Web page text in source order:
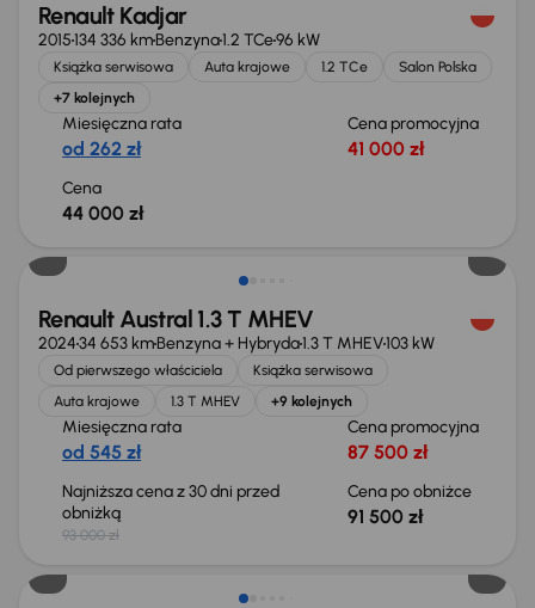
Renault Kadjar
2015134 336 kmBenzyna1.2 TCe96 kW
Książka serwisowa Auta krajowe 1.2 TCe
Salon Polska
+7 kolejnych
Miesięczna rata
od 262 zł
Cena promocyjna
41 000 zł
Cena
44 000 zł
Renault Austral 1.3 T MHEV
202434 653 kmBenzyna + Hybryda1.3 T MHEV103 kW
Od pierwszego właściciela
Książka serwisowa
Auta krajowe
1.3 T MHEV +9 kolejnych
Miesięczna rata
od 545 zł
Cena promocyjna
87 500 zł
Najniższa cena z 30 dni przed
obniżką
93 000 zł
Cena po obniżce
91 500 zł
Możliwość odliczenia VAT